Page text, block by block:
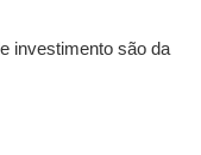
investimento são da